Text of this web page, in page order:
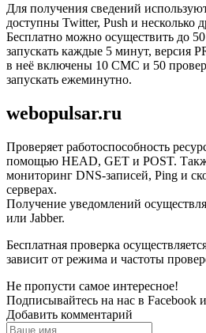
Для получения сведений
доступны Twitter, Push и несколько
Бесплатно можно осуществить до
запускать каждые 5 минут, версия
в неё включены 10 СМС и 50
запускать ежеминутно.
webopulsar.ru
Проверяет работоспособность
помощью HEAD, GET и POST.
мониторинг DNS-записей, Ping и
серверах.
Получение уведомлений
или Jabber.
Бесплатная проверка
зависит от режима и частоты
Не пропусти самое интересное!
Подписывайтесь на нас в Facebook и
Добавить комментарий